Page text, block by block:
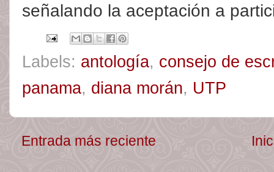
señalando la aceptación a
Labels: antología, consejo de
panama, diana morán, UTP
Entrada más reciente